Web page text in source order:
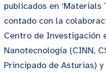
publicados en ‘Materials
contado con la
Centro de Investigación
Nanotecnología (CINN,
Principado de Asturias)